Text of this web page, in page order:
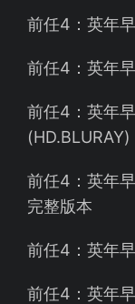
前任4：英年
前任4：英年
前任4：英年
(HD.BLURAY)
前任4：英年
完整版本
前任4：英年
前任4：英年